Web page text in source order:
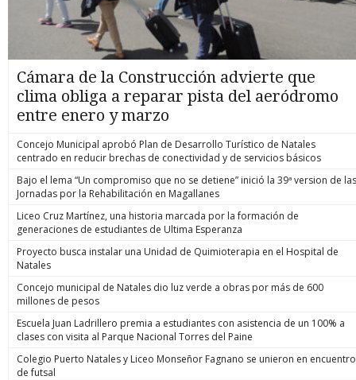
Cámara de la Construcción advierte que
clima obliga a reparar pista del aeródromo
entre enero y marzo
Concejo Municipal aprobó Plan de Desarrollo Turístico de Natales
centrado en reducir brechas de conectividad y de servicios básicos
Bajo el lema “Un compromiso que no se detiene” inició la 39ª version de las
Jornadas por la Rehabilitación en Magallanes
Liceo Cruz Martínez, una historia marcada por la formación de
generaciones de estudiantes de Ultima Esperanza
Proyecto busca instalar una Unidad de Quimioterapia en el Hospital de
Natales
Concejo municipal de Natales dio luz verde a obras por más de 600
millones de pesos
Escuela Juan Ladrillero premia a estudiantes con asistencia de un 100% a
clases con visita al Parque Nacional Torres del Paine
Colegio Puerto Natales y Liceo Monseñor Fagnano se unieron en encuentro
de futsal